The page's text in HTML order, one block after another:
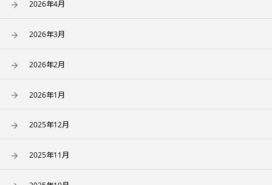
2026年4月
2026年3月
2026年2月
2026年1月
2025年12月
2025年11月